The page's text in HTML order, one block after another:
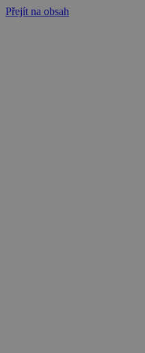
Přejít na obsah